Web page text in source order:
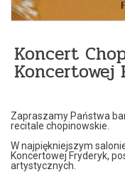
Koncert
Koncertowej
Zapraszamy Państwa
recitale chopinowskie.
W najpiękniejszym
Koncertowej Fryderyk,
artystycznych.